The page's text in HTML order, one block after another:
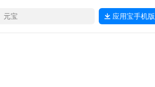
应用宝手机版